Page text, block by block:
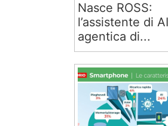
Nasce ROSS:
l’assistente di AI
agentica di...